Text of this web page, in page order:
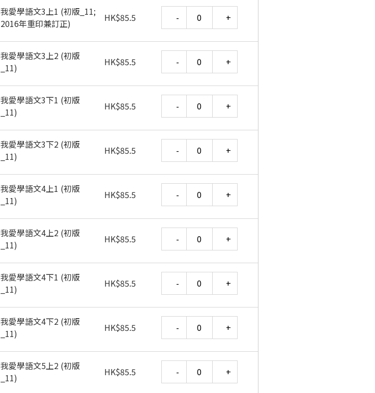
我愛學語文3上1 (初版_11;
2016年重印兼訂正)
HK$85.5
我愛學語文3上2 (初版
_11)
HK$85.5
我愛學語文3下1 (初版
_11)
HK$85.5
我愛學語文3下2 (初版
_11)
HK$85.5
我愛學語文4上1 (初版
_11)
HK$85.5
我愛學語文4上2 (初版
_11)
HK$85.5
我愛學語文4下1 (初版
_11)
HK$85.5
我愛學語文4下2 (初版
_11)
HK$85.5
我愛學語文5上2 (初版
_11)
HK$85.5